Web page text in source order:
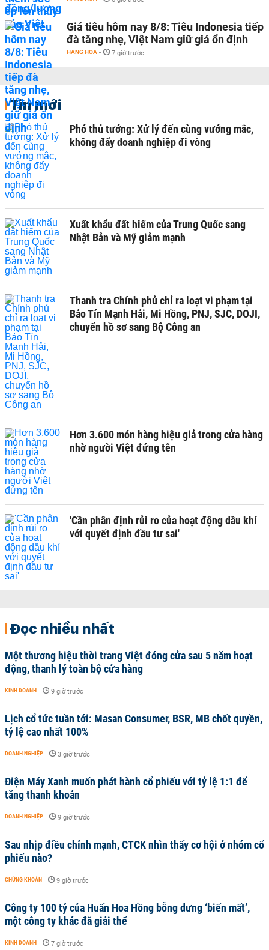
Giá tiêu hôm nay 8/8: Tiêu Indonesia tiếp
đà tăng nhẹ, Việt Nam giữ giá ổn định
HÀNG HÓA - 7 giờ trước
Tin mới
Phó thủ tướng: Xử lý đến cùng vướng mắc,
không đẩy doanh nghiệp đi vòng
Xuất khẩu đất hiếm của Trung Quốc sang
Nhật Bản và Mỹ giảm mạnh
Thanh tra Chính phủ chỉ ra loạt vi phạm tại
Bảo Tín Mạnh Hải, Mi Hồng, PNJ, SJC, DOJI,
chuyển hồ sơ sang Bộ Công an
Hơn 3.600 món hàng hiệu giả trong cửa hàng
nhờ người Việt đứng tên
'Cần phân định rủi ro của hoạt động dầu khí
với quyết định đầu tư sai'
Đọc nhiều nhất
Một thương hiệu thời trang Việt đóng cửa sau 5 năm hoạt
động, thanh lý toàn bộ cửa hàng
KINH DOANH - 9 giờ trước
Lịch cổ tức tuần tới: Masan Consumer, BSR, MB chốt quyền,
tỷ lệ cao nhất 100%
DOANH NGHIỆP - 3 giờ trước
Điện Máy Xanh muốn phát hành cổ phiếu với tỷ lệ 1:1 để
tăng thanh khoản
DOANH NGHIỆP - 9 giờ trước
Sau nhịp điều chỉnh mạnh, CTCK nhìn thấy cơ hội ở nhóm cổ
phiếu nào?
CHỨNG KHOÁN - 9 giờ trước
Công ty 100 tỷ của Huấn Hoa Hồng bỗng dưng ‘biến mất’,
một công ty khác đã giải thể
KINH DOANH - 7 giờ trước